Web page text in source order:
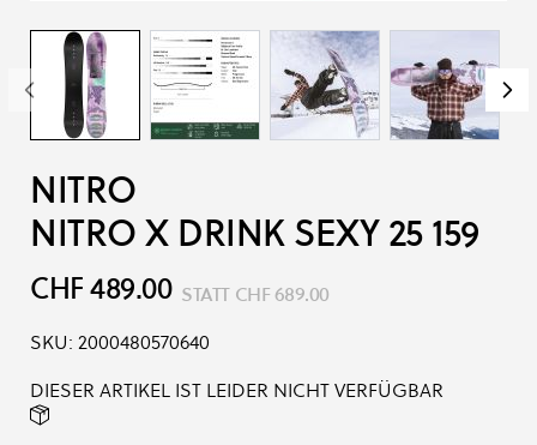
NITRO
NITRO X DRINK SEXY 25 159
CHF 489.00 STATT CHF 689.00
SKU: 2000480570640
DIESER ARTIKEL IST LEIDER NICHT VERFÜGBAR